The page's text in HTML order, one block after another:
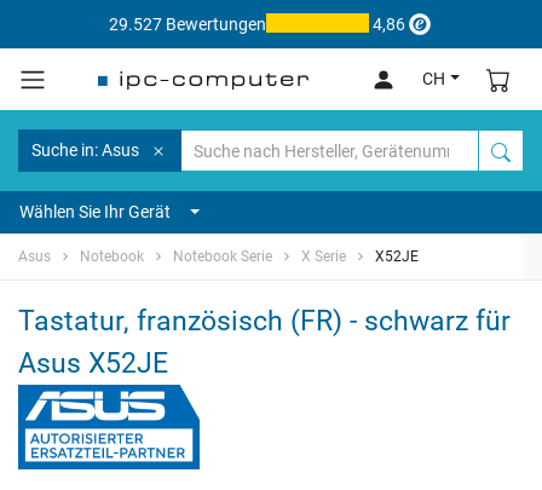
29.527 Bewertungen 4,86
CH
Suche in: Asus
Wählen Sie Ihr Gerät
Asus Notebook Notebook Serie X Serie X52JE
Tastatur, französisch (FR) - schwarz für
Asus X52JE